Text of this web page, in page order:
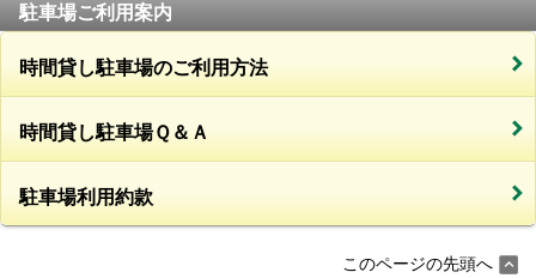
駐車場ご利用案内
時間貸し駐車場のご利用方法
時間貸し駐車場Ｑ＆Ａ
駐車場利用約款
このページの先頭へ